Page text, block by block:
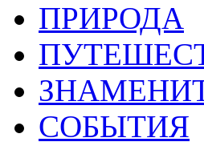
ПРИРОДА
СОБЫТИЯ